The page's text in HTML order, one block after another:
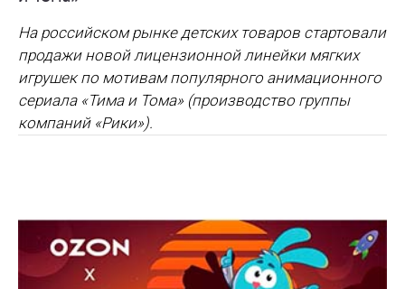
На российском рынке детских товаров стартовали
продажи новой лицензионной линейки мягких
игрушек по мотивам популярного анимационного
сериала «Тима и Тома» (производство группы
компаний «Рики»).